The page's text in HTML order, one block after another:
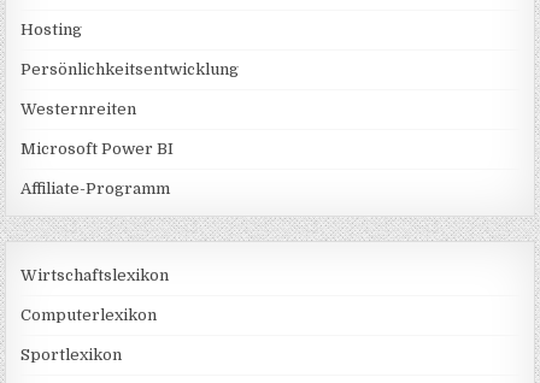
Hosting
Persönlichkeitsentwicklung
Westernreiten
Microsoft Power BI
Affiliate-Programm
Wirtschaftslexikon
Computerlexikon
Sportlexikon